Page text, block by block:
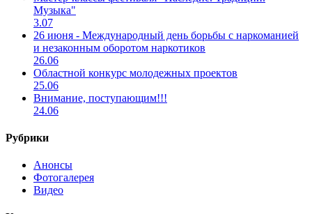
Музыка"
3.07
26 июня - Международный день борьбы с наркоманией
и незаконным оборотом наркотиков
26.06
Областной конкурс молодежных проектов
25.06
Внимание, поступающим!!!
24.06
Рубрики
Анонсы
Фотогалерея
Видео